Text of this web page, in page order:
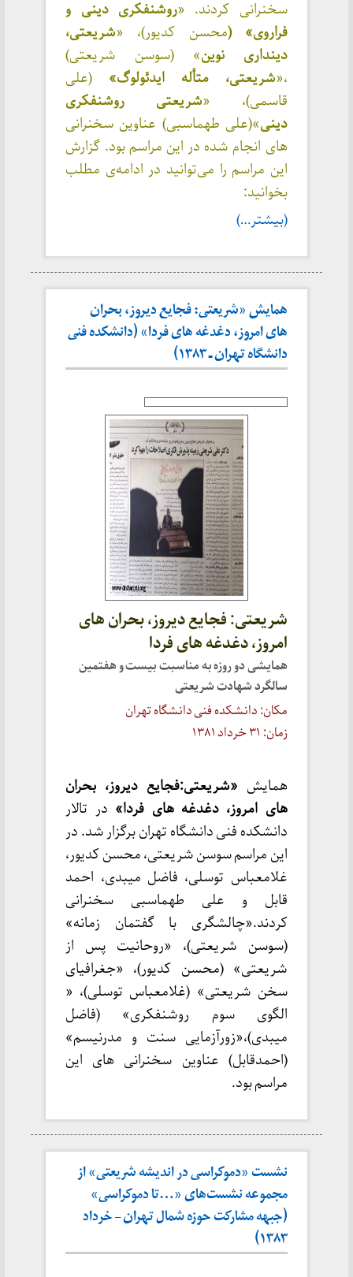
سخنرانی کردند. «روشنفکری دینی و
فراروی» (محسن کدیور)، «شریعتی،
دینداری نوین» (سوسن شریعتی)
،«شریعتی، متأله ایدئولوگ» (علی
قاسمی)، «شریعتی روشنفکری
دینی»(علی طهماسبی) عناوین سخنرانی
های انجام شده در این مراسم بود. گزارش
این مراسم را می‌توانید در ادامه‌ی مطلب
بخوانید:
(بیشتر…)
همایش «شریعتی: فجایع دیروز، بحران
های امروز، دغدغه های فردا» (دانشکده فنی
دانشگاه تهران ـ ۱۳۸۳)
شریعتی: فجایع دیروز، بحران های
امروز، دغدغه های فردا
همایشی دو روزه به مناسبت بیست و هفتمین
سالگرد شهادت شریعتی
مکان: دانشکده فنی دانشگاه تهران
زمان: ۳۱ خرداد ۱۳۸۱
همایش «شریعتی:فجایع دیروز، بحران
های امروز، دغدغه های فردا» در تالار
دانشکده فنی دانشگاه تهران برگزار شد. در
این مراسم سوسن شریعتی، محسن کدیور،
غلامعباس توسلی، فاضل میبدی، احمد
قابل و علی طهماسبی سخنرانی
کردند.«چالشگری با گفتمان زمانه»
(سوسن شریعتی)، «روحانیت پس از
شریعتی» (محسن کدیور)، «جغرافیای
سخن شریعتی» (غلامعباس توسلی)، «
الگوی سوم روشنفکری» (فاضل
میبدی)،«زورآزمایی سنت و مدرنیسم»
(احمدقابل) عناوین سخنرانی های این
مراسم بود.
نشست «دموکراسی در اندیشه شریعتی» از
مجموعه نشست‌های «…تا دموکراسی»
(جبهه مشارکت حوزه شمال تهران – خرداد
۱۳۸۳)